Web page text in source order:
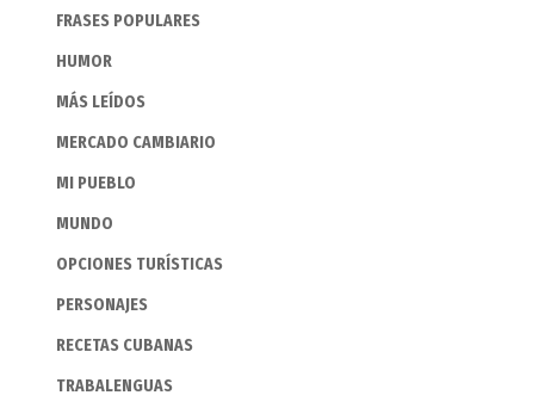
FRASES POPULARES
HUMOR
MÁS LEÍDOS
MERCADO CAMBIARIO
MI PUEBLO
MUNDO
OPCIONES TURÍSTICAS
PERSONAJES
RECETAS CUBANAS
TRABALENGUAS